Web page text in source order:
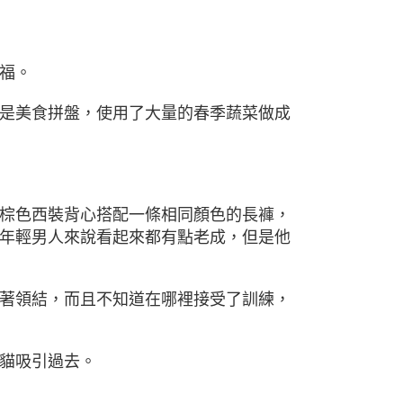
。
美食拼盤，使用了大量的春季蔬菜做成
色西裝背心搭配一條相同顏色的長褲，
輕男人來說看起來都有點老成，但是他
領結，而且不知道在哪裡接受了訓練，
吸引過去。